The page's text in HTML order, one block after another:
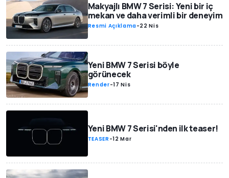
Makyajlı BMW 7 Serisi: Yeni bir iç
mekan ve daha verimli bir deneyim
Resmi Açıklama-22 Nis
Yeni BMW 7 Serisi böyle
görünecek
Render-17 Nis
Yeni BMW 7 Serisi'nden ilk teaser!
TEASER -12 Mar